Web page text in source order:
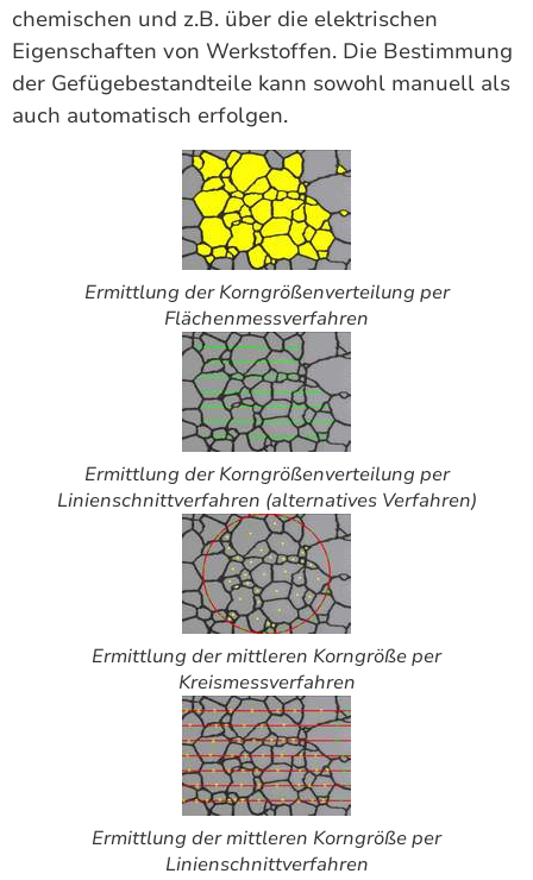
chemischen und z.B. über die elektrischen
Eigenschaften von Werkstoffen. Die Bestimmung
der Gefügebestandteile kann sowohl manuell als
auch automatisch erfolgen.
Ermittlung der Korngrößenverteilung per
Flächenmessverfahren
Ermittlung der Korngrößenverteilung per
Linienschnittverfahren (alternatives Verfahren)
Ermittlung der mittleren Korngröße per
Kreismessverfahren
Ermittlung der mittleren Korngröße per
Linienschnittverfahren